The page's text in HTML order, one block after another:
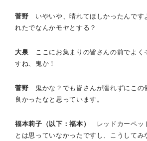
菅野 いやいや、晴れてほしかったんです
れたでなんかモヤとする？
大泉 ここにお集まりの皆さんの前でよく
すね、鬼か！
菅野 鬼かな？でも皆さんが濡れずにこの
良かったなと思っています。
福本莉子（以下：福本）
レッドカーペッ
とは思っていなかったですし、こうしてみ